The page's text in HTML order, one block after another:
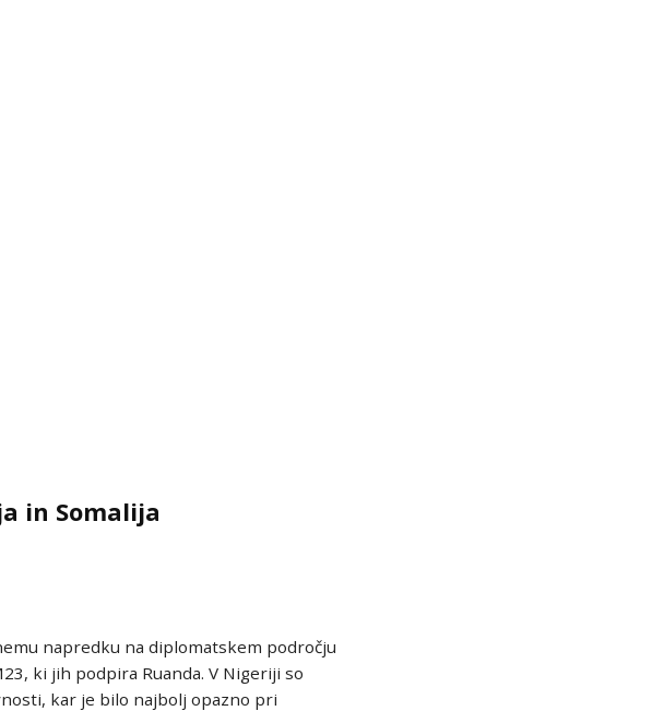
in Somalija
napredku na diplomatskem področju
ki jih podpira Ruanda. V Nigeriji so
kar je bilo najbolj opazno pri